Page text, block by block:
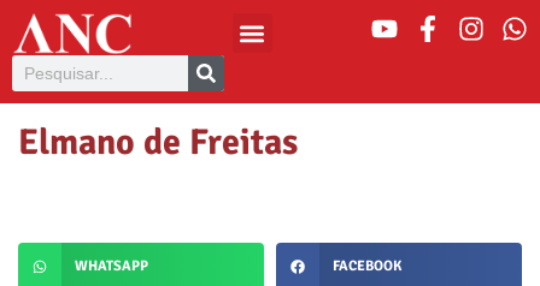
Elmano de Freitas
WHATSAPP FACEBOOK